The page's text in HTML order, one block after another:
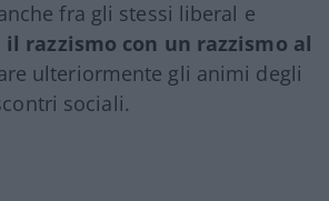
fra gli stessi liberal e
razzismo con un razzismo al
ulteriormente gli animi degli
sociali.